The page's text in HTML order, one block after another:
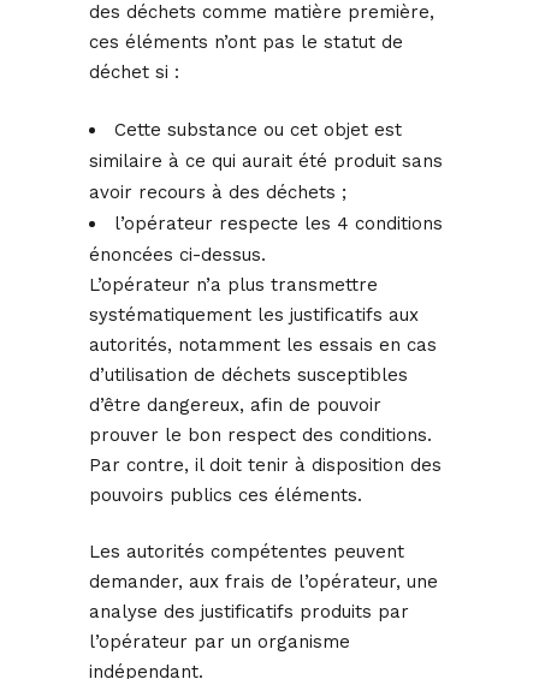
des déchets comme matière première,
ces éléments n’ont pas le statut de
déchet si :
Cette substance ou cet objet est
similaire à ce qui aurait été produit sans
avoir recours à des déchets ;
l’opérateur respecte les 4 conditions
énoncées ci-dessus.
L’opérateur n’a plus transmettre
systématiquement les justificatifs aux
autorités, notamment les essais en cas
d’utilisation de déchets susceptibles
d’être dangereux, afin de pouvoir
prouver le bon respect des conditions.
Par contre, il doit tenir à disposition des
pouvoirs publics ces éléments.
Les autorités compétentes peuvent
demander, aux frais de l’opérateur, une
analyse des justificatifs produits par
l’opérateur par un organisme
indépendant.